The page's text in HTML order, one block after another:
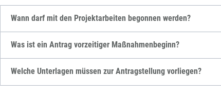
Wann darf mit den Projektarbeiten begonnen werden?
Was ist ein Antrag vorzeitiger Maßnahmenbeginn?
Welche Unterlagen müssen zur Antragstellung vorliegen?